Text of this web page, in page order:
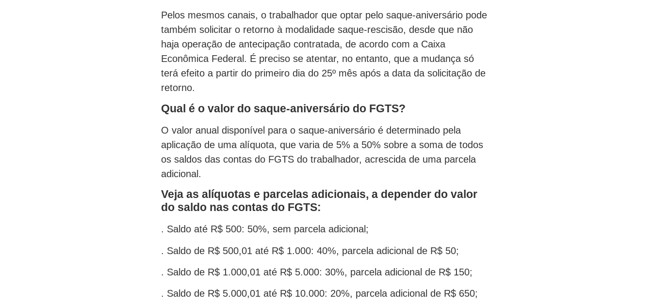
Pelos mesmos canais, o trabalhador que optar pelo saque-aniversário pode
também solicitar o retorno à modalidade saque-rescisão, desde que não
haja operação de antecipação contratada, de acordo com a Caixa
Econômica Federal. É preciso se atentar, no entanto, que a mudança só
terá efeito a partir do primeiro dia do 25º mês após a data da solicitação de
retorno.
Qual é o valor do saque-aniversário do FGTS?
O valor anual disponível para o saque-aniversário é determinado pela
aplicação de uma alíquota, que varia de 5% a 50% sobre a soma de todos
os saldos das contas do FGTS do trabalhador, acrescida de uma parcela
adicional.
Veja as alíquotas e parcelas adicionais, a depender do valor
do saldo nas contas do FGTS:
. Saldo até R$ 500: 50%, sem parcela adicional;
. Saldo de R$ 500,01 até R$ 1.000: 40%, parcela adicional de R$ 50;
. Saldo de R$ 1.000,01 até R$ 5.000: 30%, parcela adicional de R$ 150;
. Saldo de R$ 5.000,01 até R$ 10.000: 20%, parcela adicional de R$ 650;